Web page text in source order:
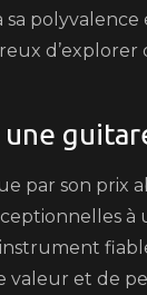
sa
par son
à
valeur et de